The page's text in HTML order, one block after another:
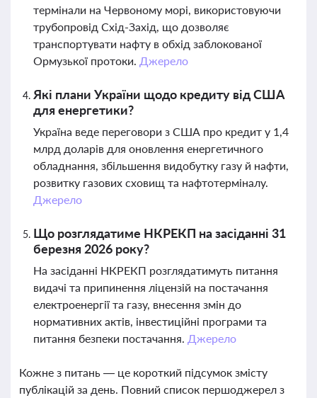
термінали на Червоному морі, використовуючи
трубопровід Схід-Захід, що дозволяє
транспортувати нафту в обхід заблокованої
Ормузької протоки. Джерело
Які плани України щодо кредиту від США
для енергетики?
Україна веде переговори з США про кредит у 1,4
млрд доларів для оновлення енергетичного
обладнання, збільшення видобутку газу й нафти,
розвитку газових сховищ та нафтотерміналу.
Джерело
Що розглядатиме НКРЕКП на засіданні 31
березня 2026 року?
На засіданні НКРЕКП розглядатимуть питання
видачі та припинення ліцензій на постачання
електроенергії та газу, внесення змін до
нормативних актів, інвестиційні програми та
питання безпеки постачання. Джерело
Кожне з питань — це короткий підсумок змісту
публікацій за день. Повний список першоджерел з